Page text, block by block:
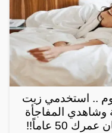
.. استخدمي زيت
وشاهدي المفاجأة
50 عاماً!!